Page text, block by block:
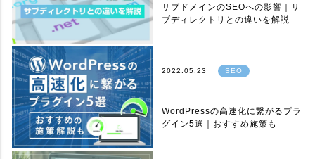
サブドメインのSEOへの影響｜サ
ブディレクトリとの違いを解説
2022.05.23 SEO
WordPressの高速化に繋がるプラ
グイン5選｜おすすめ施策も